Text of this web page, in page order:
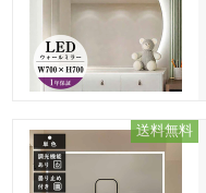
送料無料